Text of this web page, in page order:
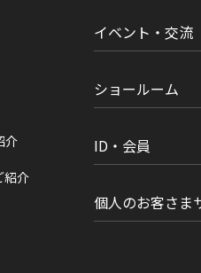
介
紹介
イベント・交流
ショールーム
ID・会員
個人のお客さま